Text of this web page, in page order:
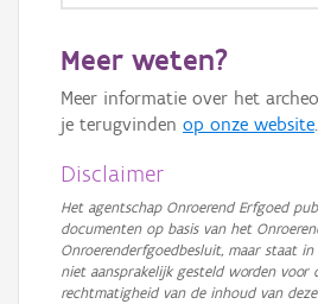
Meer weten?
Meer informatie over het
je terugvinden op onze website.
Disclaimer
Het agentschap Onroerend Erfgoed
documenten op basis van het
Onroerenderfgoedbesluit, maar staat
niet aansprakelijk gesteld worden voor
rechtmatigheid van de inhoud van